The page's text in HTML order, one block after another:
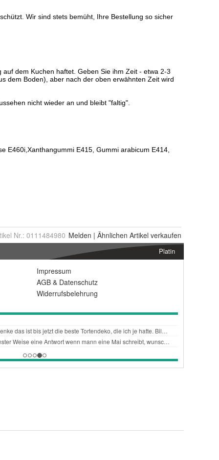
Nr.: 0111484980 Melden | Ähnlichen Artikel verkaufen
Platin
Impressum
AGB & Datenschutz
Widerrufsbelehrung